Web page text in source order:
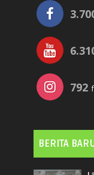
792
BERITA